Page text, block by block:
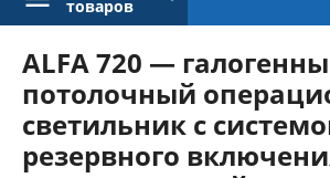
товаров
ALFA 720 —
потолочный
светильник с
резервного